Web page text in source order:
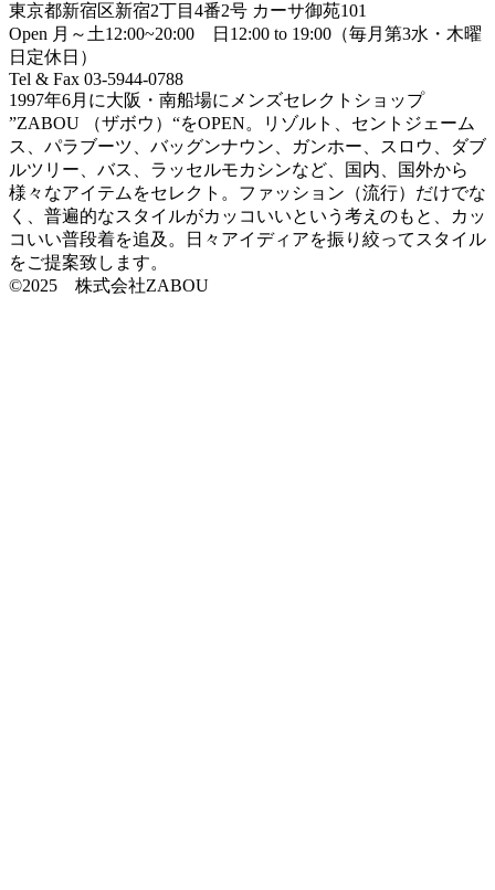
東京都新宿区新宿2丁目4番2号 カーサ御苑101
Open 月～土12:00~20:00 日12:00 to 19:00（毎月第3水・木曜
日定休日）
Tel & Fax 03-5944-0788
1997年6月に大阪・南船場にメンズセレクトショップ
”ZABOU （ザボウ）“をOPEN。リゾルト、セントジェーム
ス、パラブーツ、バッグンナウン、ガンホー、スロウ、ダブ
ルツリー、バス、ラッセルモカシンなど、国内、国外から
様々なアイテムをセレクト。ファッション（流行）だけでな
く、普遍的なスタイルがカッコいいという考えのもと、カッ
コいい普段着を追及。日々アイディアを振り絞ってスタイル
をご提案致します。
©2025 株式会社ZABOU